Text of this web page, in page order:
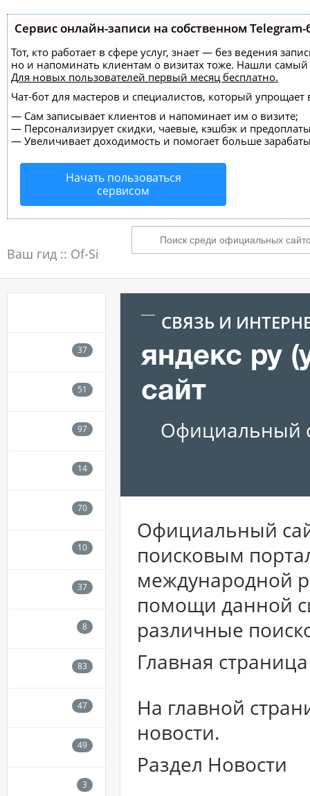
Сервис онлайн-записи на собственном Telegram-
Тот, кто работает в сфере услуг, знает — без ведения
но и напоминать клиентам о визитах тоже. Нашли
Для новых пользователей первый месяц бесплатно.
Чат-бот для мастеров и специалистов, который упрощает
— Сам записывает клиентов и напоминает им о визите;
— Персонализирует скидки, чаевые, кэшбэк и
— Увеличивает доходимость и помогает больше
Начать пользоваться
сервисом
Ваш гид :: Of-Si
СВЯЗЬ И
яндекс ру
сайт
Официальный
Официальный
поисковым
международной
помощи данной
различные
Главная
На главной
новости.
Раздел Новости